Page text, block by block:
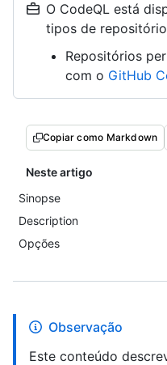
O CodeQL está
tipos de
Repositórios
com o GitHub
Copiar como Markdown
Neste artigo
Sinopse
Description
Opções
Observação
Este conteúdo